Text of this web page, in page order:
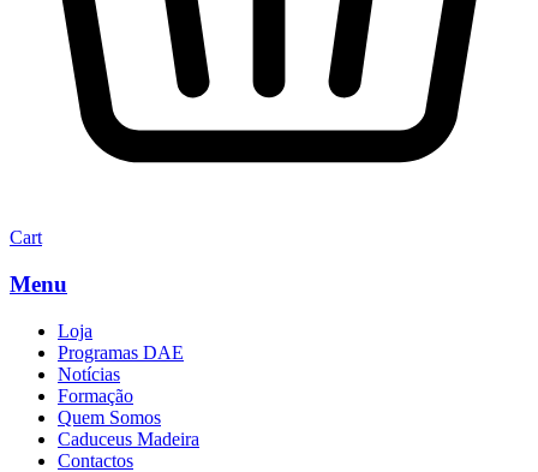
Cart
Menu
Loja
Programas DAE
Notícias
Formação
Quem Somos
Caduceus Madeira
Contactos